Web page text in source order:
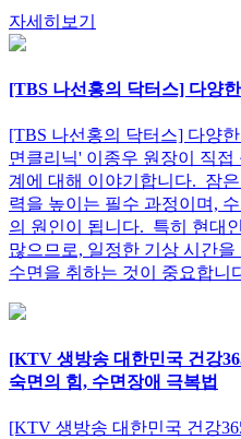
자세히보기
[TBS 나선홍의 닥터스] 다양
[TBS 나선홍의 닥터스] 다양
면클리닉' 이종우 원장이 직
계에 대해 이야기합니다. 잠
력을 높이는 필수 과정이며,
의 원인이 됩니다. 특히 현대
많으므로, 일정한 기상 시간
수면을 취하는 것이 중요합니
[KTV 생방송 대한민국 건강
숙면의 힘, 수면장애 극복법
[KTV 생방송 대한민국 건강